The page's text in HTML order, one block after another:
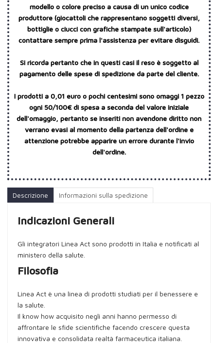
modello o colore preciso a causa di un unico codice
produttore (giocattoli che rappresentano soggetti diversi,
bottiglie o ciucci con grafiche stampate sull'articolo)
contattare sempre prima l'assistenza per evitare disguidi.
Si ricorda pertanto che in questi casi il reso è soggetto al
pagamento delle spese di spedizione da parte del cliente.
I prodotti a 0,01 euro o pochi centesimi sono omaggi 1 pezzo
ogni 50/100€ di spesa a seconda del valore iniziale
dell'omaggio, pertanto se inseriti non avendone diritto non
verrano evasi al momento della partenza dell'ordine e
attenzione potrebbe apparire un errore durante l'invio
dell'ordine.
Descrizione Informazioni sulla spedizione
Indicazioni Generali
Gli integratori Linea Act sono prodotti in Italia e notificati al
ministero della salute.
Filosofia
Linea Act è una linea di prodotti studiati per il benessere e
la salute.
Il know how acquisito negli anni hanno permesso di
affrontare le sfide scientifiche facendo crescere questa
innovativa e consolidata realtà farmaceutica italiana.